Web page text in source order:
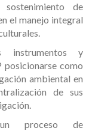
de
el manejo integral
instrumentos y
posicionarse como
ambiental en
de sus
proceso de